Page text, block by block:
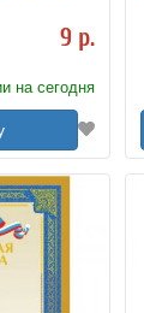
9 р.
на сегодня